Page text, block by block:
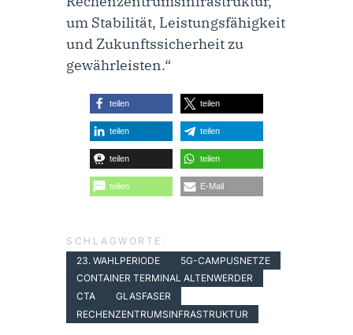
um Stabilität, Leistungsfähigkeit
und Zukunftssicherheit zu
gewährleisten.“
teilen teilen
teilen teilen
teilen teilen
teilen E-Mail
SCHLAGWORTE:
23. WAHLPERIODE
5G-CAMPUSNETZE
CONTAINER TERMINAL ALTENWERDER
CTA
GLASFASER
RECHENZENTRUMSINFRASTRUKTUR